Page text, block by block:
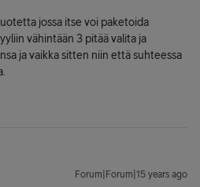
jossa itse voi paketoida
vähintään 3 pitää valita ja
ja vaikka sitten niin että suhteessa
Forum|Forum|15 years ago